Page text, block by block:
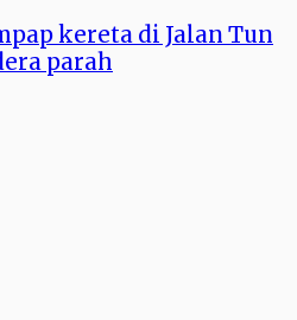
kereta di Jalan Tun
parah